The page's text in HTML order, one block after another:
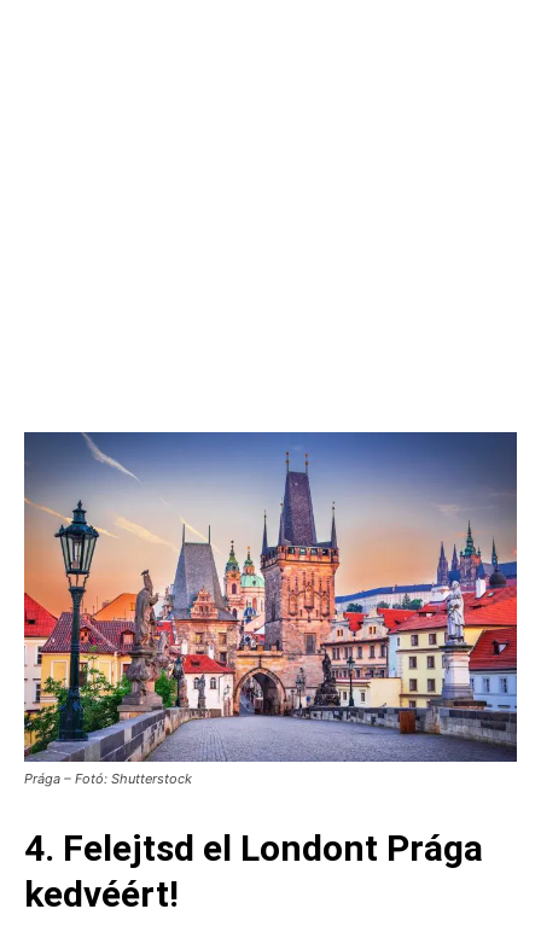
Prága – Fotó: Shutterstock
4. Felejtsd el Londont Prága
kedvéért!